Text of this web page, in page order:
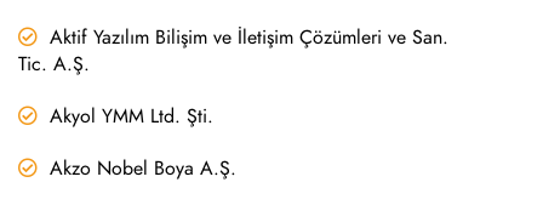
Aktif Yazılım Bilişim ve İletişim Çözümleri ve San.
Tic. A.Ş.
Akyol YMM Ltd. Şti.
Akzo Nobel Boya A.Ş.